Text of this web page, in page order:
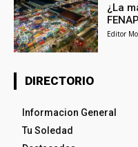
¿La
Editor
DIRECTORIO
Informacion General
Tu Soledad